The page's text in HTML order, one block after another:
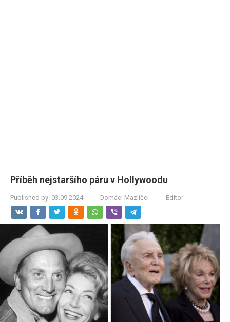
Příběh nejstaršího páru v Hollywoodu
Published by: 03.09.2024 Domácí Mazlíčci Editor